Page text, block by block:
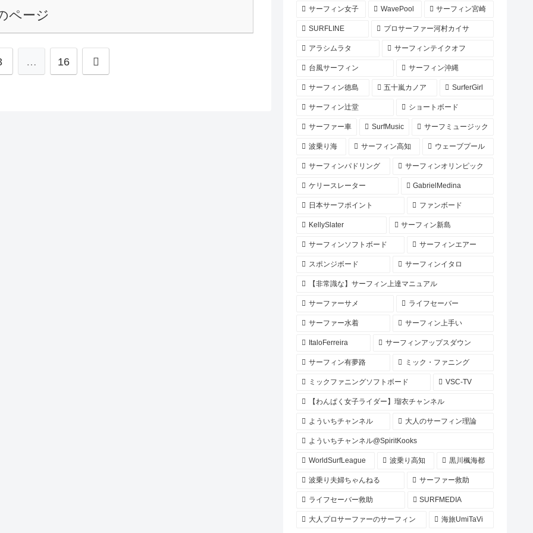
ページ
… 16 次
サーフィン女子 WavePool サーフィン宮崎
SURFLINE プロサーファー河村カイサ
アラシムラタ サーフィンテイクオフ
台風サーフィン サーフィン沖縄
サーフィン徳島 五十嵐カノア SurferGirl
サーフィン辻堂 ショートボード
サーファー車 SurfMusic サーフミュージック
波乗り海 サーフィン高知 ウェーブプール
サーフィンパドリング サーフィンオリンピック
ケリースレーター GabrielMedina
日本サーフポイント ファンボード
KellySlater サーフィン新島
サーフィンソフトボード サーフィンエアー
スポンジボード サーフィンイタロ
【非常識な】サーフィン上達マニュアル
サーファーサメ ライフセーバー
サーファー水着 サーフィン上手い
ItaloFerreira サーフィンアップスダウン
サーフィン有夢路 ミック・ファニング
ミックファニングソフトボード VSC-TV
【わんぱく女子ライダー】瑠衣チャンネル
よういちチャンネル 大人のサーフィン理論
よういちチャンネル@SpiritKooks
WorldSurfLeague 波乗り高知 黒川楓海都
波乗り夫婦ちゃんねる サーファー救助
ライフセーバー救助 SURFMEDIA
大人プロサーファーのサーフィン 海旅UmiTaVi